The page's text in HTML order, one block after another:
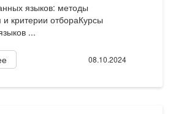
языков: методы
критерии отбораКурсы
...
08.10.2024